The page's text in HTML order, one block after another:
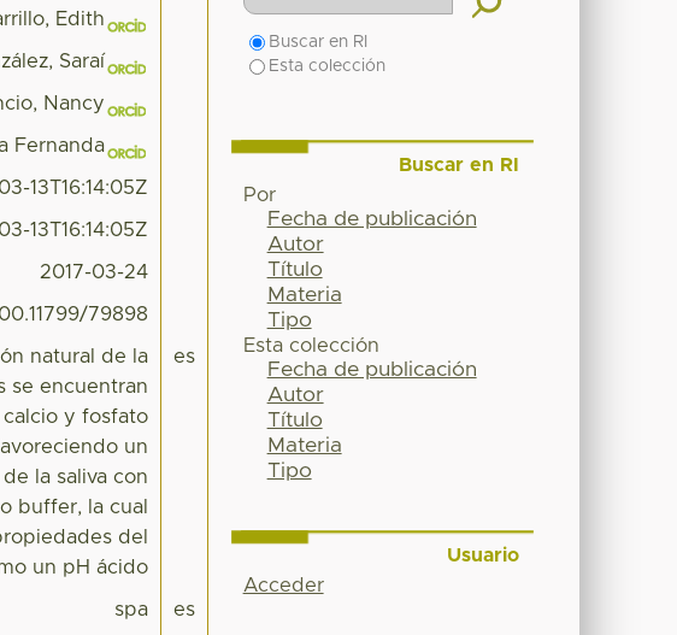
Edith
Saraí
Nancy
Fernanda
13T16:14:05Z
13T16:14:05Z
2017-03-24
79898
natural de la
se encuentran
y fosfato
un
la saliva con
buffer, la cual
del
un pH ácido
es
spa es
Buscar en RI
Esta colección
Buscar en RI
Por
Fecha de publicación
Autor
Título
Materia
Tipo
Esta colección
Fecha de publicación
Autor
Título
Materia
Tipo
Usuario
Acceder